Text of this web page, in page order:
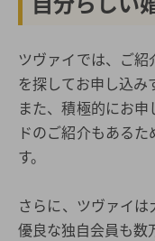
ツヴァイでは、ご紹
を探してお申し込み
また、積極的にお
ドのご紹介もある
す。
さらに、ツヴァイ
優良な独自会員も数